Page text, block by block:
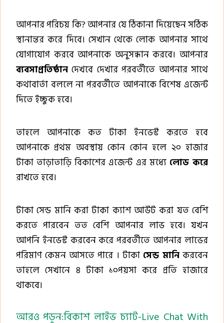
আপনার পরিচয় কি? আপনার যে ঠিকানা দিয়েছেন সঠিক
স্থানান্তর করে দিবে। সেখান থেকে লোক আপনার সাথে
যোগাযোগ করবে আপনাকে অনুসন্ধান করবে। আপনার
ব্যবসাপ্রতিষ্ঠান দেখবে দেখার পরবর্তীতে আপনার সাথে
কথাবার্তা বললে না পরবর্তীতে আপনাকে বিশেষ এজেন্ট
দিতে ইচ্ছুক হবে।
তাহলে আপনাকে কত টাকা ইনভেস্ট করতে হবে
আপনাকে প্রথম অবস্থায় কোন কোন হলে ২০ হাজার
টাকা তাড়াতাড়ি বিকাশের এজেন্ট এর মধ্যে লোড করে
রাখতে হবে।
টাকা সেন্ড মানি করা টাকা ক্যাশ আউট করা যত বেশি
করতে পারবেন তত বেশি আপনার লাভ হবে। যখন
আপনি ইনভেস্ট করবেন করে পরবর্তীতে আপনার লাভের
পরিমাণ কেমন আসতে পারে । টাকা সেন্ড মানিকরবেন
তাহলে সেখানে ৪ টাকা ১০পয়সা করে প্রতি হাজারে
থাকবে।
আরও পড়ুন:বিকাশ লাইভ চ্যাট-Live Chat With